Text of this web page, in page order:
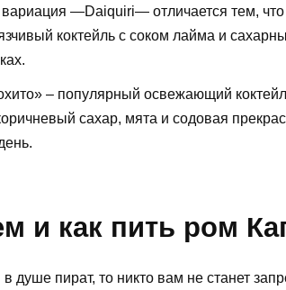
—Daiquiri— отличается тем,
коктейль с соком лайма и
– популярный освежающий
сахар, мята и содовая
и как пить ром
душе пират, то никто вам не станет